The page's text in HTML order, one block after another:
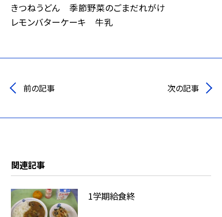
きつねうどん 季節野菜のごまだれがけ
レモンバターケーキ 牛乳
前の記事 次の記事
関連記事
1学期給食終